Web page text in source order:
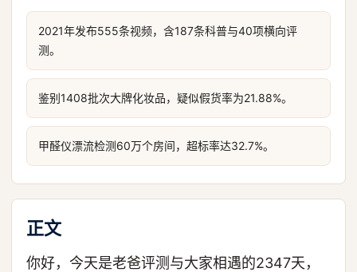
2021年发布555条视频，含187条科普与40项横向评
测。
鉴别1408批次大牌化妆品，疑似假货率为21.88%。
甲醛仪漂流检测60万个房间，超标率达32.7%。
正文
你好，今天是老爸评测与大家相遇的2347天，